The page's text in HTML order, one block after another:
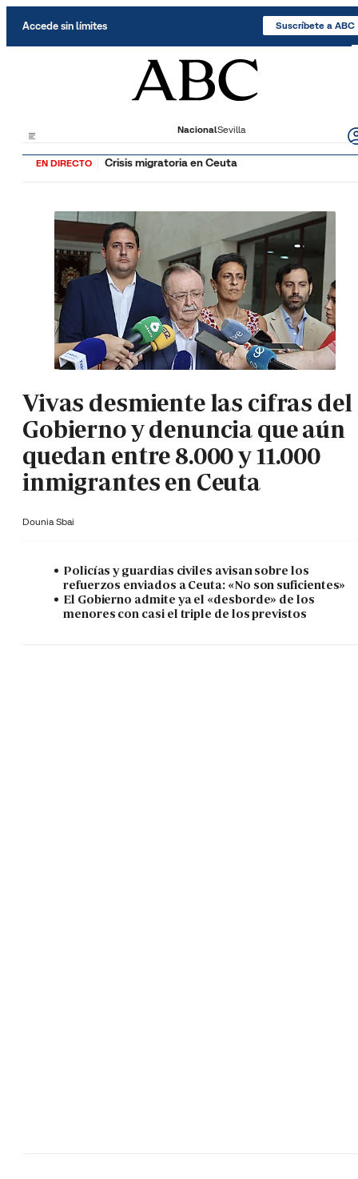
Accede sin límites Suscríbete a ABC
NacionalSevilla
EN DIRECTO Crisis migratoria en Ceuta
Vivas desmiente las cifras del
Gobierno y denuncia que aún
quedan entre 8.000 y 11.000
inmigrantes en Ceuta
Dounia Sbai
Policías y guardias civiles avisan sobre los
refuerzos enviados a Ceuta: «No son suficientes»
El Gobierno admite ya el «desborde» de los
menores con casi el triple de los previstos